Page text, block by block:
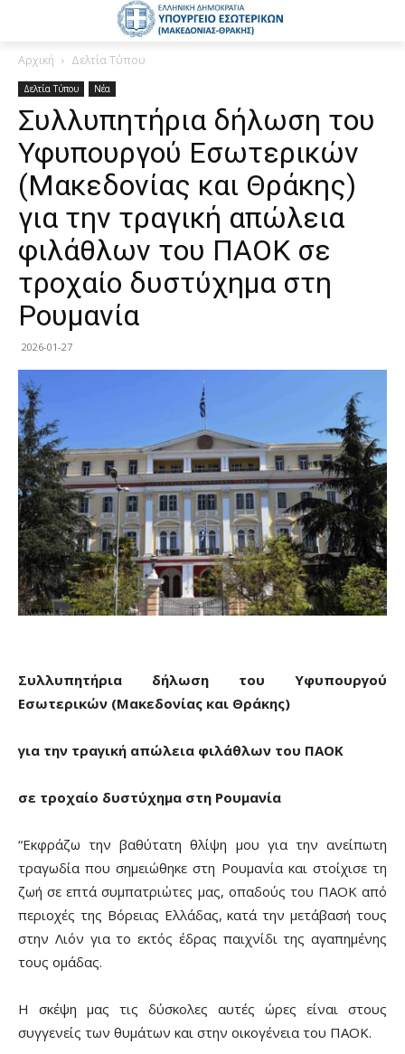
Αρχική Δελτία Τύπου
Δελτία Τύπου Νέα
Συλλυπητήρια δήλωση του
Υφυπουργού Εσωτερικών
(Μακεδονίας και Θράκης)
για την τραγική απώλεια
φιλάθλων του ΠΑΟΚ σε
τροχαίο δυστύχημα στη
Ρουμανία
2026-01-27
Συλλυπητήρια δήλωση του Υφυπουργού
Εσωτερικών (Μακεδονίας και Θράκης)
για την τραγική απώλεια φιλάθλων του ΠΑΟΚ
σε τροχαίο δυστύχημα στη Ρουμανία
“Εκφράζω την βαθύτατη θλίψη μου για την ανείπωτη
τραγωδία που σημειώθηκε στη Ρουμανία και στοίχισε τη
ζωή σε επτά συμπατριώτες μας, οπαδούς του ΠΑΟΚ από
περιοχές της Βόρειας Ελλάδας, κατά την μετάβασή τους
στην Λιόν για το εκτός έδρας παιχνίδι της αγαπημένης
τους ομάδας.
Η σκέψη μας τις δύσκολες αυτές ώρες είναι στους
συγγενείς των θυμάτων και στην οικογένεια του ΠΑΟΚ.